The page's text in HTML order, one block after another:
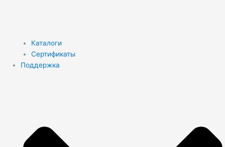
Каталоги
Сертификаты
Поддержка